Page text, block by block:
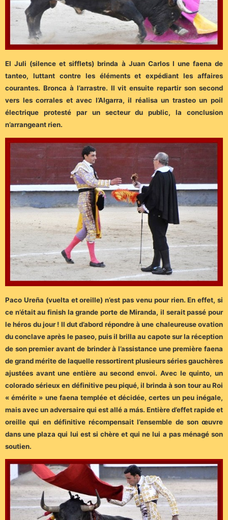
El Juli (silence et sifflets) brinda à Juan Carlos I une faena de
tanteo, luttant contre les éléments et expédiant les affaires
courantes. Bronca à l’arrastre. Il vit ensuite repartir son second
vers les corrales et avec l’Algarra, il réalisa un trasteo un poil
électrique protesté par un secteur du public, la conclusion
n’arrangeant rien.
Paco Ureña (vuelta et oreille) n’est pas venu pour rien. En effet, si
ce n’était au finish la grande porte de Miranda, il serait passé pour
le héros du jour ! Il dut d’abord répondre à une chaleureuse ovation
du conclave après le paseo, puis il brilla au capote sur la réception
de son premier avant de brinder à l’assistance une première faena
de grand mérite de laquelle ressortirent plusieurs séries gauchères
ajustées avant une entière au second envoi. Avec le quinto, un
colorado sérieux en définitive peu piqué, il brinda à son tour au Roi
« émérite » une faena templée et décidée, certes un peu inégale,
mais avec un adversaire qui est allé a más. Entière d’effet rapide et
oreille qui en définitive récompensait l’ensemble de son œuvre
dans une plaza qui lui est si chère et qui ne lui a pas ménagé son
soutien.